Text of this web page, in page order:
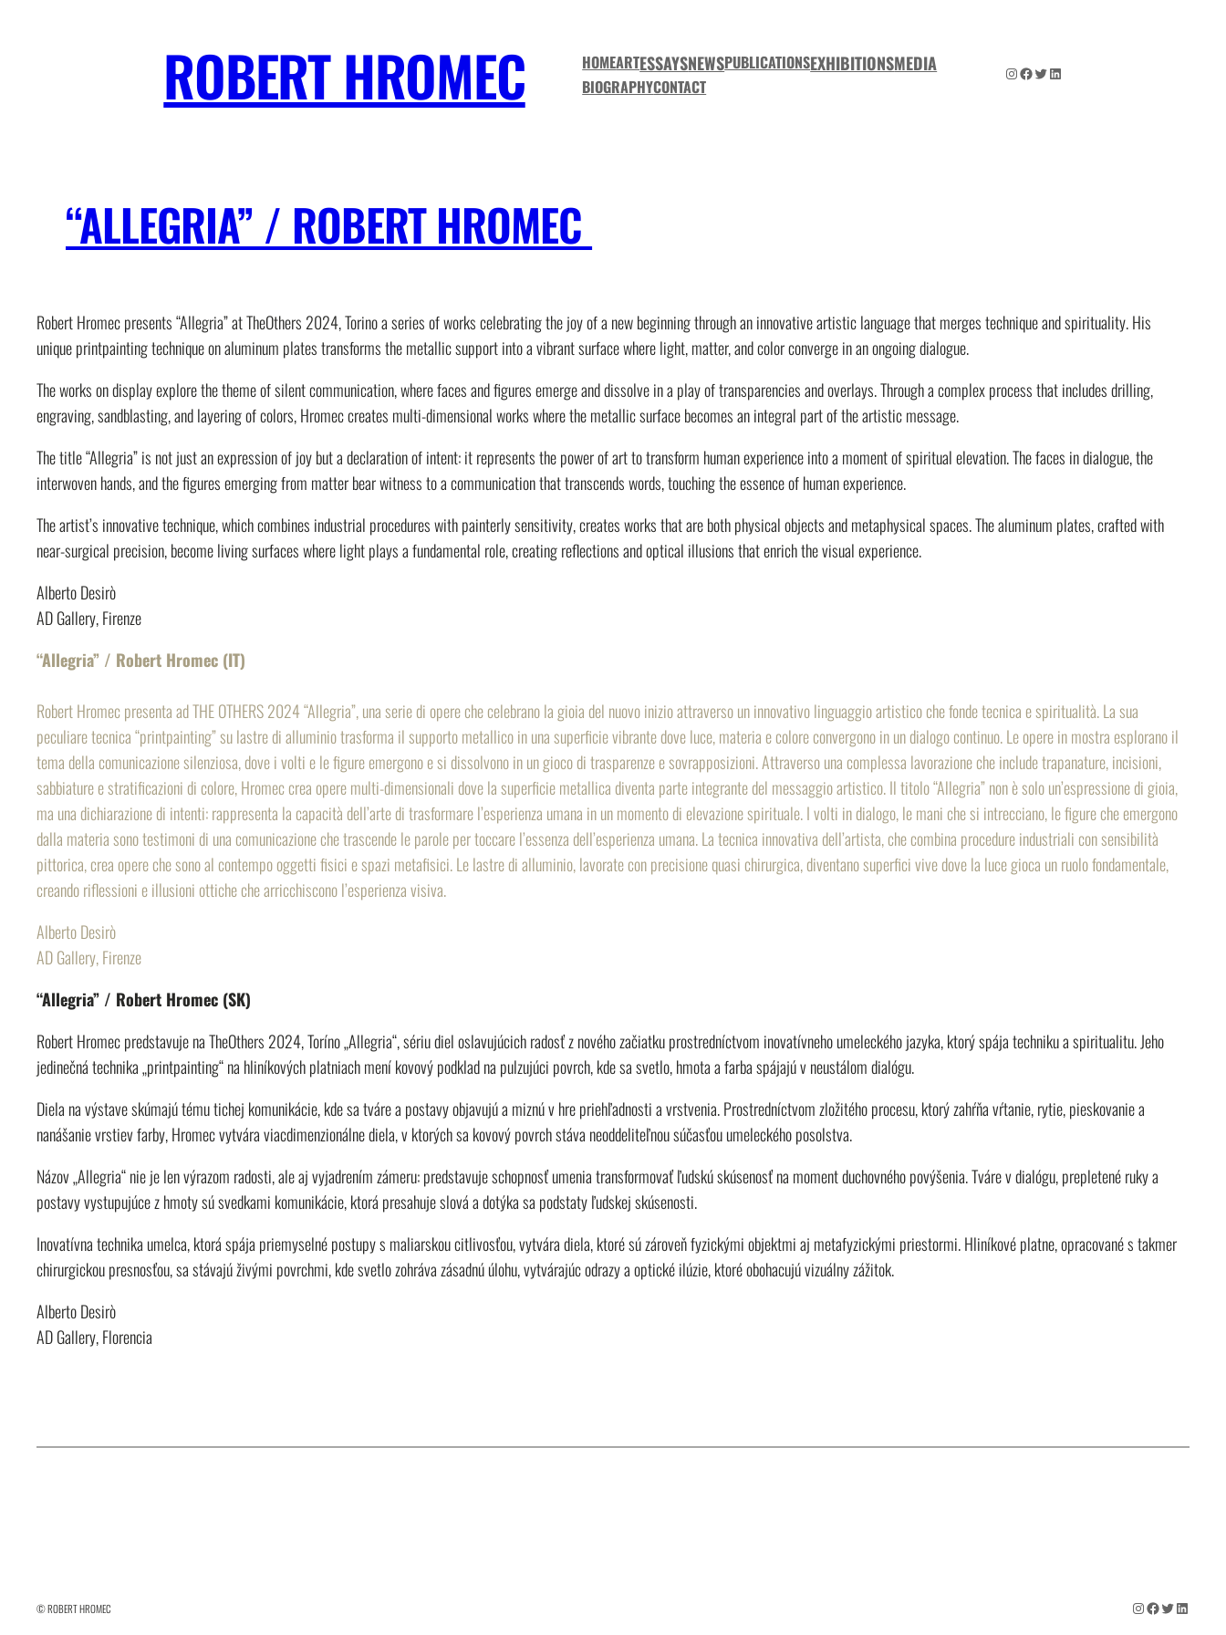
ROBERT HROMEC HOMEARTESSAYSNEWSPUBLICATIONSEXHIBITIONSMEDIA
BIOGRAPHYCONTACT
Instagram
Facebook
TwitterLinkedIn
“ALLEGRIA” / ROBERT HROMEC
Robert Hromec presents“Allegria”at TheOthers 2024, Torino a series of works celebrating the joy of a new beginning through an innovative artistic language that merges technique and spirituality. His
uniqueprintpaintingtechnique on aluminum plates transforms the metallic support into a vibrant surface where light, matter, and color converge in an ongoing dialogue.
The works on display explore the theme of silent communication, where faces and figures emerge and dissolve in a play of transparencies and overlays. Through a complex process that includes drilling,
engraving, sandblasting, and layering of colors, Hromec creates multi-dimensional works where the metallic surface becomes an integral part of the artistic message.
The title“Allegria”is not just an expression of joy but a declaration of intent: it represents the power of art to transform human experience into a moment of spiritual elevation. The faces in dialogue, the
interwoven hands, and the figures emerging from matter bear witness to a communication that transcends words, touching the essence of human experience.
The artist’s innovative technique, which combines industrial procedures with painterly sensitivity, creates works that are both physical objects and metaphysical spaces. The aluminum plates, crafted with
near-surgical precision, become living surfaces where light plays a fundamental role, creating reflections and optical illusions that enrich the visual experience.
Alberto Desirò
AD Gallery, Firenze
“Allegria” / Robert Hromec (IT)
Robert Hromec presenta ad THE OTHERS 2024 “Allegria”, una serie di opere che celebrano la gioia del nuovo inizio attraverso un innovativo linguaggio artistico che fonde tecnica e spiritualità. La sua
peculiare tecnica “printpainting” su lastre di alluminio trasforma il supporto metallico in una superficie vibrante dove luce, materia e colore convergono in un dialogo continuo. Le opere in mostra esplorano il
tema della comunicazione silenziosa, dove i volti e le figure emergono e si dissolvono in un gioco di trasparenze e sovrapposizioni. Attraverso una complessa lavorazione che include trapanature, incisioni,
sabbiature e stratificazioni di colore, Hromec crea opere multi-dimensionali dove la superficie metallica diventa parte integrante del messaggio artistico. Il titolo “Allegria” non è solo un’espressione di gioia,
ma una dichiarazione di intenti: rappresenta la capacità dell’arte di trasformare l’esperienza umana in un momento di elevazione spirituale. I volti in dialogo, le mani che si intrecciano, le figure che emergono
dalla materia sono testimoni di una comunicazione che trascende le parole per toccare l’essenza dell’esperienza umana. La tecnica innovativa dell’artista, che combina procedure industriali con sensibilità
pittorica, crea opere che sono al contempo oggetti fisici e spazi metafisici. Le lastre di alluminio, lavorate con precisione quasi chirurgica, diventano superfici vive dove la luce gioca un ruolo fondamentale,
creando riflessioni e illusioni ottiche che arricchiscono l’esperienza visiva.
Alberto Desirò
AD Gallery, Firenze
“Allegria” / Robert Hromec (SK)
Robert Hromec predstavuje na TheOthers 2024, Toríno „Allegria“, sériu diel oslavujúcich radosť z nového začiatku prostredníctvom inovatívneho umeleckého jazyka, ktorý spája techniku a spiritualitu. Jeho
jedinečná technika „printpainting“ na hliníkových platniach mení kovový podklad na pulzujúci povrch, kde sa svetlo, hmota a farba spájajú v neustálom dialógu.
Diela na výstave skúmajú tému tichej komunikácie, kde sa tváre a postavy objavujú a miznú v hre priehľadnosti a vrstvenia. Prostredníctvom zložitého procesu, ktorý zahŕňa vŕtanie, rytie, pieskovanie a
nanášanie vrstiev farby, Hromec vytvára viacdimenzionálne diela, v ktorých sa kovový povrch stáva neoddeliteľnou súčasťou umeleckého posolstva.
Názov „Allegria“ nie je len výrazom radosti, ale aj vyjadrením zámeru: predstavuje schopnosť umenia transformovať ľudskú skúsenosť na moment duchovného povýšenia. Tváre v dialógu, prepletené ruky a
postavy vystupujúce z hmoty sú svedkami komunikácie, ktorá presahuje slová a dotýka sa podstaty ľudskej skúsenosti.
Inovatívna technika umelca, ktorá spája priemyselné postupy s maliarskou citlivosťou, vytvára diela, ktoré sú zároveň fyzickými objektmi aj metafyzickými priestormi. Hliníkové platne, opracované s takmer
chirurgickou presnosťou, sa stávajú živými povrchmi, kde svetlo zohráva zásadnú úlohu, vytvárajúc odrazy a optické ilúzie, ktoré obohacujú vizuálny zážitok.
Alberto Desirò
AD Gallery, Florencia
© ROBERT HROMEC Instagram
Facebook
TwitterLinkedIn